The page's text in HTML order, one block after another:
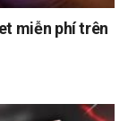
miễn phí trên